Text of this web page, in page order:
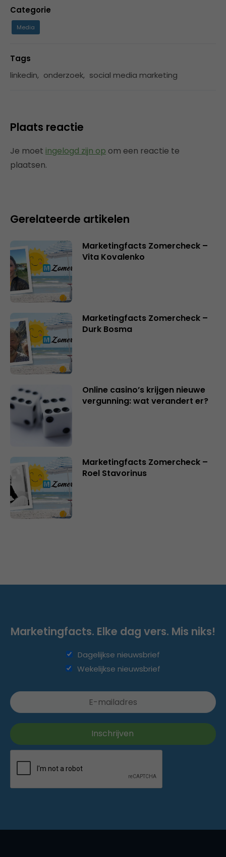
Categorie
Media
Tags
linkedin, onderzoek, social media marketing
Plaats reactie
Je moet ingelogd zijn op om een reactie te
plaatsen.
Gerelateerde artikelen
Marketingfacts Zomercheck –
Vita Kovalenko
Marketingfacts Zomercheck –
Durk Bosma
Online casino’s krijgen nieuwe
vergunning: wat verandert er?
Marketingfacts Zomercheck –
Roel Stavorinus
Marketingfacts. Elke dag vers. Mis niks!
Dagelijkse nieuwsbrief
Wekelijkse nieuwsbrief